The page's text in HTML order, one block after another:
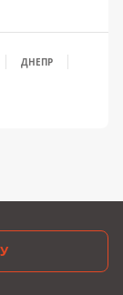
ДНЕПР